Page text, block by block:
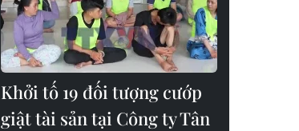
Khởi tố 19 đối tượng cướp
giật tài sản tại Công ty Tân